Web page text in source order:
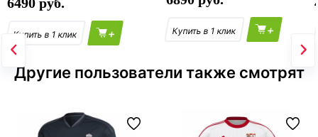
6490
+ +
Другие пользователи также смотрят